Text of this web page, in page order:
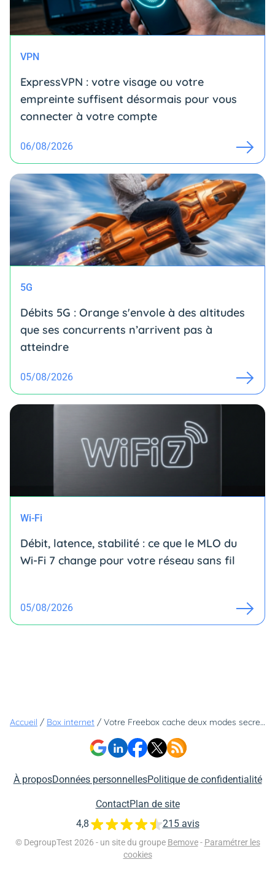
VPN
ExpressVPN : votre visage ou votre
empreinte suffisent désormais pour vous
connecter à votre compte
06/08/2026
5G
Débits 5G : Orange s'envole à des altitudes
que ses concurrents n’arrivent pas à
atteindre
05/08/2026
Wi-Fi
Débit, latence, stabilité : ce que le MLO du
Wi-Fi 7 change pour votre réseau sans fil
05/08/2026
Accueil / Box internet / Votre Freebox cache deux modes secrets pour réparer elle-même ses pannes
À proposDonnées personnellesPolitique de confidentialité
ContactPlan de site
© DegroupTest 2026 - un site du groupe Bemove - Paramétrer les
cookies
4,8 215 avis